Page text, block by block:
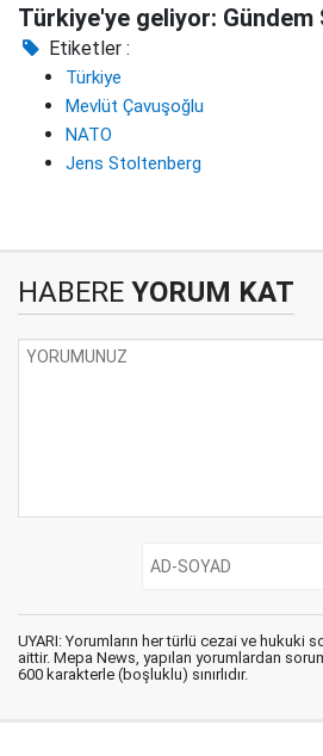
Türkiye'ye geliyor: Gündem
Etiketler :
Türkiye
Mevlüt Çavuşoğlu
NATO
Jens Stoltenberg
HABERE YORUM KAT
UYARI: Yorumların her türlü cezai ve hukuki
aittir. Mepa News, yapılan yorumlardan
600 karakterle (boşluklu) sınırlıdır.